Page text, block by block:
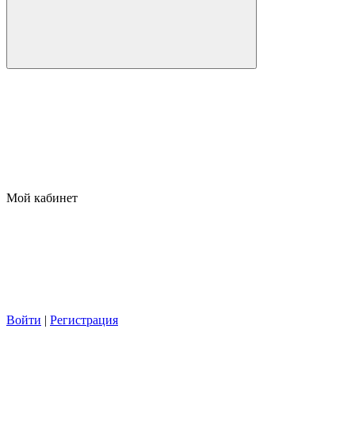
Мой кабинет
Войти | Регистрация